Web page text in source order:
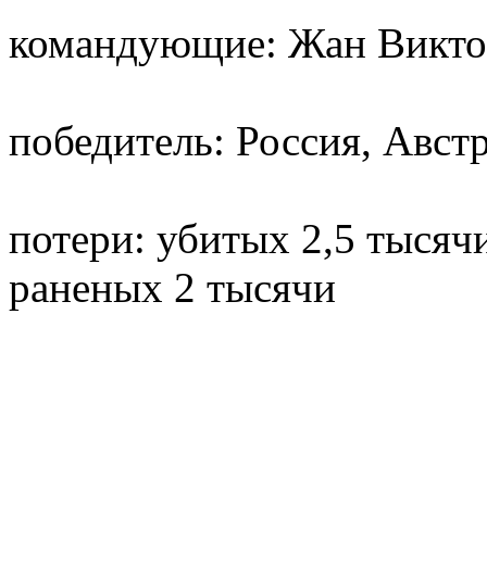
командующие: Жан
победитель: Россия,
потери: убитых 2,5
раненых 2 тысячи